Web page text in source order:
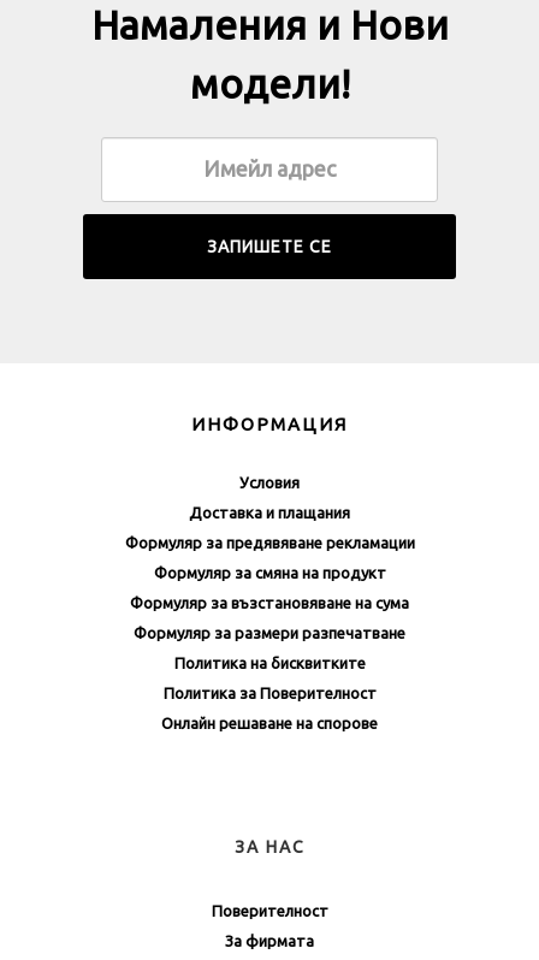
Намаления и Нови
модели!
ИНФОРМАЦИЯ
Условия
Доставка и плащания
Формуляр за предявяване рекламации
Формуляр за смяна на продукт
Формуляр за възстановяване на сума
Формуляр за размери разпечатване
Политика на бисквитките
Политика за Поверителност
Онлайн решаване на спорове
ЗА НАС
Поверителност
За фирмата